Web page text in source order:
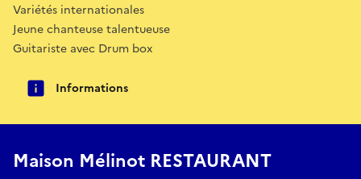
Variétés internationales
Jeune chanteuse talentueuse
Guitariste avec Drum box
Informations
Maison Mélinot RESTAURANT